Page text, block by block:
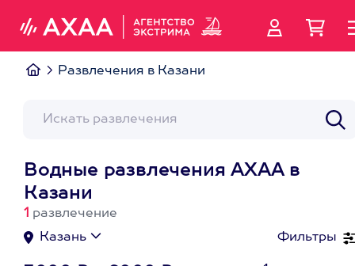
Развлечения в Казани
Водные развлечения АХАА в
Казани
1 развлечение
Фильтры
Казань